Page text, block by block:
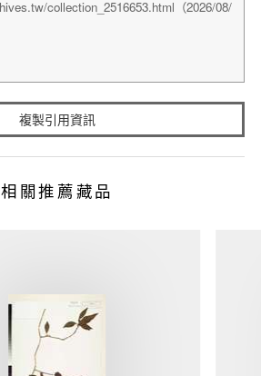
複製引用資訊
相關推薦藏品